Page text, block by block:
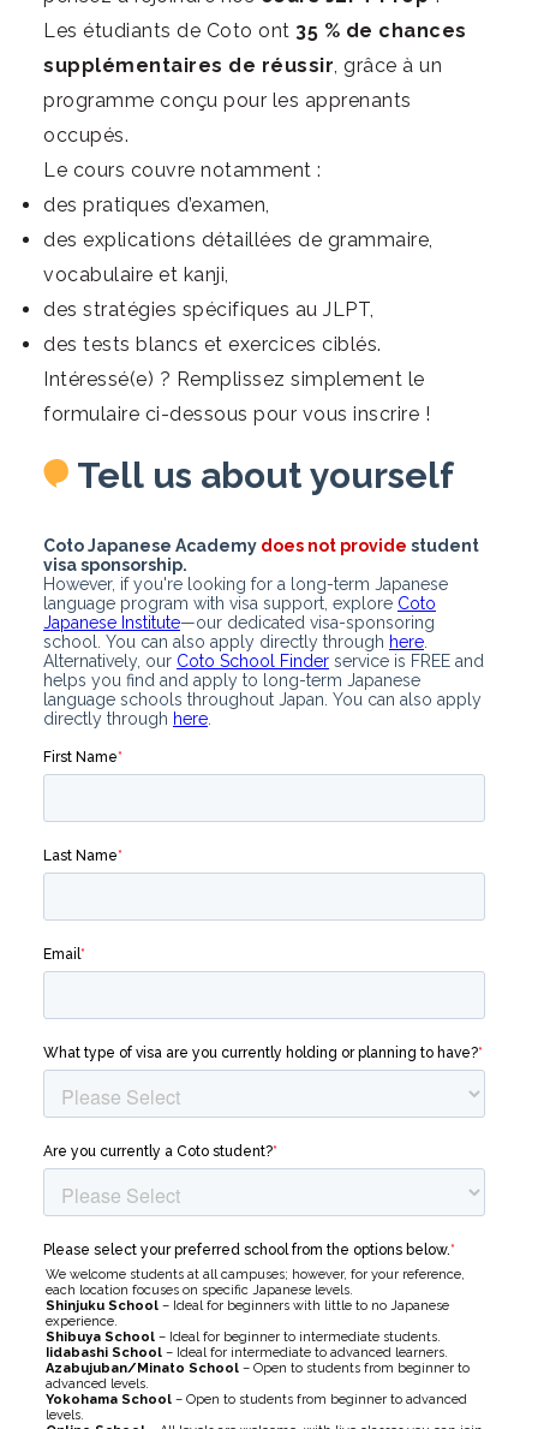
Les étudiants de Coto ont 35 % de chances
supplémentaires de réussir , grâce à un
programme conçu pour les apprenants
occupés.
Le cours couvre notamment :
des pratiques d’examen,
des explications détaillées de grammaire,
vocabulaire et kanji,
des stratégies spécifiques au JLPT,
des tests blancs et exercices ciblés.
Intéressé(e) ? Remplissez simplement le
formulaire ci-dessous pour vous inscrire !